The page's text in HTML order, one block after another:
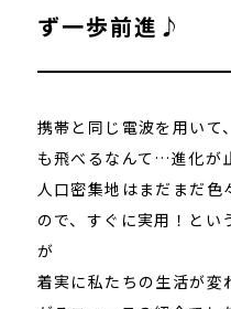
ず一歩前進♪
携帯と同じ電波を用いて
も飛べるなんて…進化が
人口密集地はまだまだ色
ので、すぐに実用！とい
が
着実に私たちの生活が変